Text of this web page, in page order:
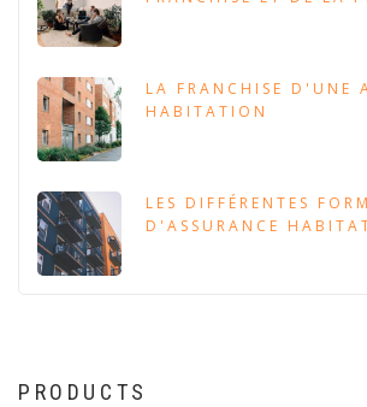
LA FRANCHISE D'UNE
HABITATION
LES DIFFÉRENTES
D'ASSURANCE
PRODUCTS